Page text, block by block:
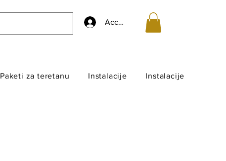
Accedi
Paketi za teretanu Instalacije Instalacije